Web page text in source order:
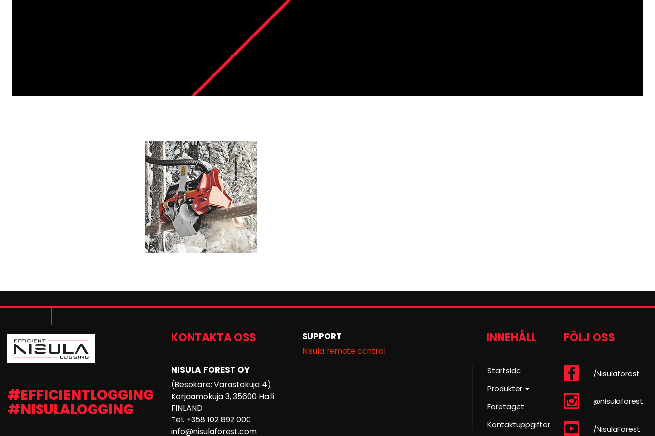
#EFFICIENTLOGGING
#NISULALOGGING
KONTAKTA OSS
NISULA FOREST OY
(Besökare: Varastokuja 4)
Korjaamokuja 3, 35600 Halli
FINLAND
Tel. +358 102 892 000
info@nisulaforest.com
SUPPORT
Nisula remote control
INNEHÅLL
Startsida
Produkter
Företaget
Kontaktuppgifter
FÖLJ OSS
/Nisulaforest
@nisulaforest
/NisulaForest